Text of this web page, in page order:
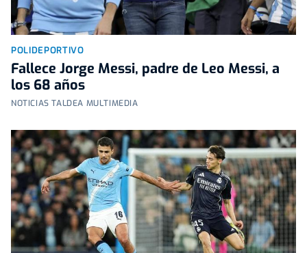
POLIDEPORTIVO
Fallece Jorge Messi, padre de Leo Messi, a
los 68 años
NOTICIAS TALDEA MULTIMEDIA